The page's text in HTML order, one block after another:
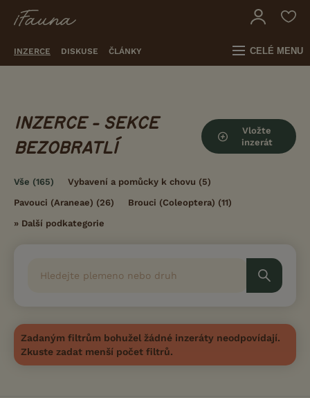
INZERCE DISKUSE ČLÁNKY CELÉ MENU
INZERCE - SEKCE
BEZOBRATLÍ
Vložte
inzerát
Vše (165) Vybavení a pomůcky k chovu (5)
Pavouci (Araneae) (26) Brouci (Coleoptera) (11)
» Další podkategorie
Zadaným filtrům bohužel žádné inzeráty neodpovídají.
Zkuste zadat menší počet filtrů.